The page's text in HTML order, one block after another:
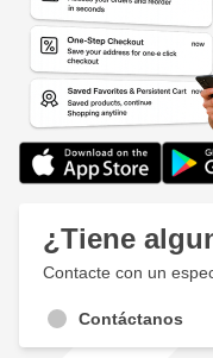
¿Tiene
Contacte con un
Contáctanos